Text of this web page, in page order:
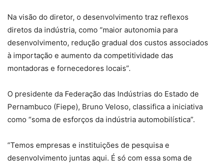
Na visão do diretor, o desenvolvimento traz reflexos
diretos da indústria, como “maior autonomia para
desenvolvimento, redução gradual dos custos associados
à importação e aumento da competitividade das
montadoras e fornecedores locais”.
O presidente da Federação das Indústrias do Estado de
Pernambuco (Fiepe), Bruno Veloso, classifica a iniciativa
como “soma de esforços da indústria automobilística”.
“Temos empresas e instituições de pesquisa e
desenvolvimento juntas aqui. É só com essa soma de